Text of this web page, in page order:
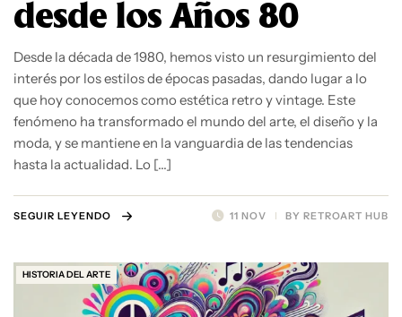
desde los Años 80
Desde la década de 1980, hemos visto un resurgimiento del
interés por los estilos de épocas pasadas, dando lugar a lo
que hoy conocemos como estética retro y vintage. Este
fenómeno ha transformado el mundo del arte, el diseño y la
moda, y se mantiene en la vanguardia de las tendencias
hasta la actualidad. Lo […]
11 NOV BY RETROART HUB
SEGUIR LEYENDO
HISTORIA DEL ARTE